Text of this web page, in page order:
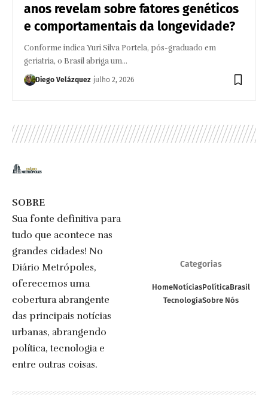
anos revelam sobre fatores genéticos
e comportamentais da longevidade?
Conforme indica Yuri Silva Portela, pós-graduado em
geriatria, o Brasil abriga um…
Diego Velázquez julho 2, 2026
SOBRE
Sua fonte definitiva para
tudo que acontece nas
grandes cidades! No
Diário Metrópoles,
oferecemos uma
cobertura abrangente
das principais notícias
urbanas, abrangendo
política, tecnologia e
entre outras coisas.
Categorias
HomeNotíciasPolíticaBrasil
TecnologiaSobre Nós